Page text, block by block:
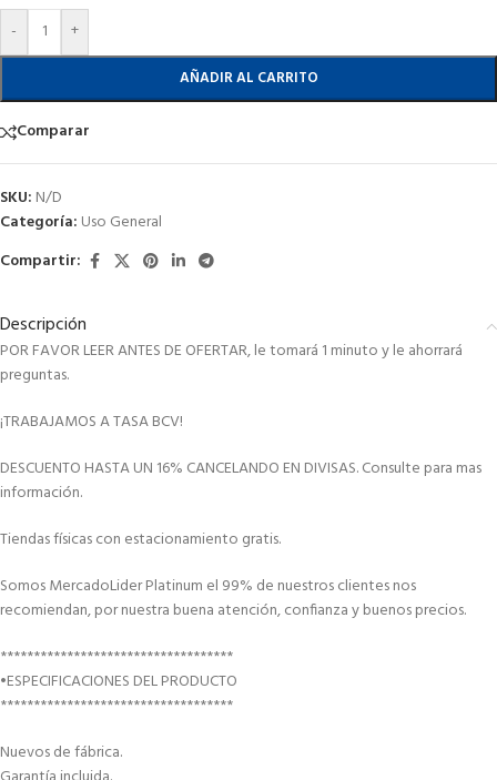
- +
AÑADIR AL CARRITO
Comparar
SKU: N/D
Categoría: Uso General
Compartir:
Descripción
POR FAVOR LEER ANTES DE OFERTAR, le tomará 1 minuto y le ahorrará
preguntas.
¡TRABAJAMOS A TASA BCV!
DESCUENTO HASTA UN 16% CANCELANDO EN DIVISAS. Consulte para mas
información.
Tiendas físicas con estacionamiento gratis.
Somos MercadoLider Platinum el 99% de nuestros clientes nos
recomiendan, por nuestra buena atención, confianza y buenos precios.
***********************************
•ESPECIFICACIONES DEL PRODUCTO
***********************************
Nuevos de fábrica.